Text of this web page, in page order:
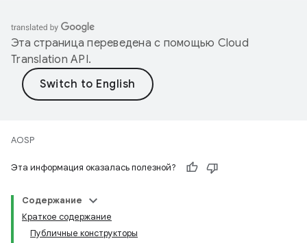
Эта страница переведена с помощью Cloud
Translation API.
AOSP
Эта информация оказалась полезной?
Содержание
Краткое содержание
Публичные конструкторы